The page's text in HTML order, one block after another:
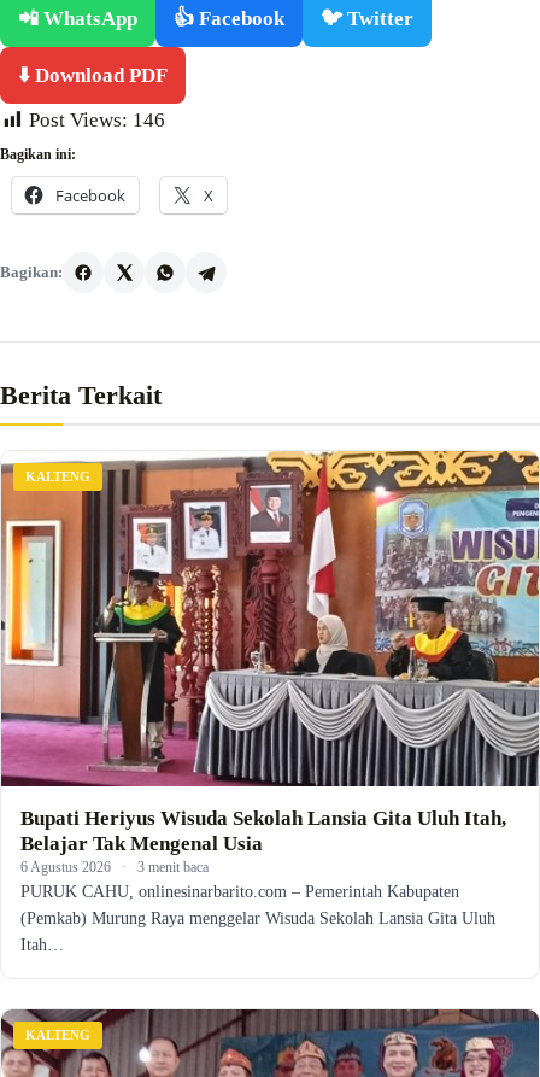
📲 WhatsApp 👍 Facebook 🐦 Twitter
⬇️ Download PDF
Post Views: 146
Bagikan ini:
Facebook X
Bagikan:
Berita Terkait
KALTENG
Bupati Heriyus Wisuda Sekolah Lansia Gita Uluh Itah,
Belajar Tak Mengenal Usia
6 Agustus 2026 · 3 menit baca
PURUK CAHU, onlinesinarbarito.com – Pemerintah Kabupaten
(Pemkab) Murung Raya menggelar Wisuda Sekolah Lansia Gita Uluh
Itah…
KALTENG